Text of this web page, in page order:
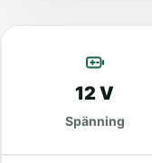
12 V
Spänning